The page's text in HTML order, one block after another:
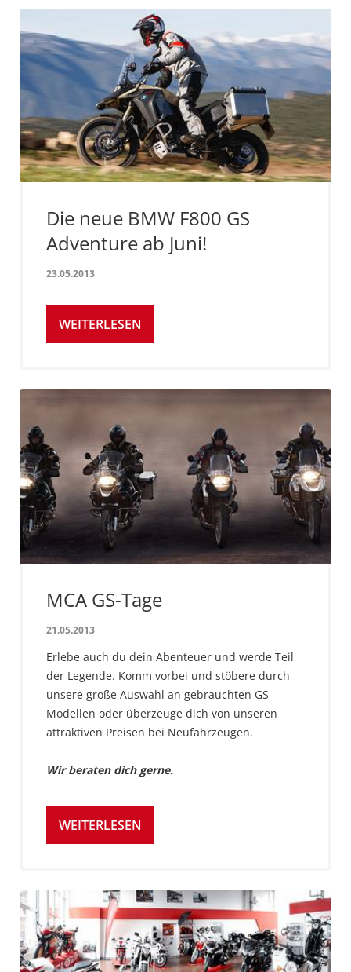
Die neue BMW F800 GS
Adventure ab Juni!
23.05.2013
WEITERLESEN
MCA GS-Tage
21.05.2013
Erlebe auch du dein Abenteuer und werde Teil
der Legende. Komm vorbei und stöbere durch
unsere große Auswahl an gebrauchten GS-
Modellen oder überzeuge dich von unseren
attraktiven Preisen bei Neufahrzeugen.
Wir beraten dich gerne.
WEITERLESEN